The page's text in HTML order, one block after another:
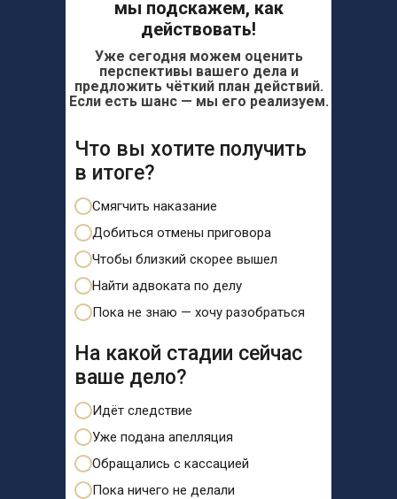
мы подскажем, как
действовать!
Что вы хотите получить
в итоге?
Смягчить наказание
Добиться отмены приговора
Чтобы близкий скорее вышел
Найти адвоката по делу
Пока не знаю — хочу разобраться
На какой стадии сейчас
ваше дело?
Идёт следствие
Уже подана апелляция
Обращались с кассацией
Пока ничего не делали
Уже сегодня можем оценить
перспективы вашего дела и
предложить чёткий план действий.
Если есть шанс — мы его реализуем.